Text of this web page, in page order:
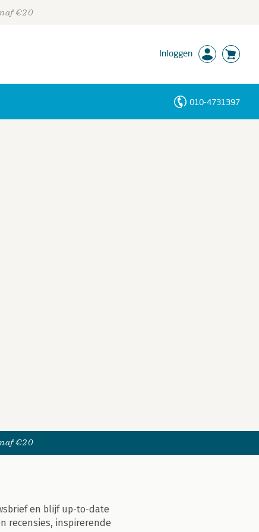
€20
Inloggen
010-4731397
€20
en blijf up-to-date
recensies, inspirerende